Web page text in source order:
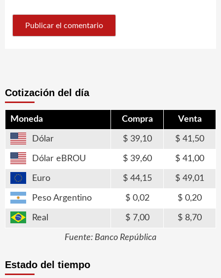
Cotización del día
Moneda Compra Venta
Dólar 39,10 41,50
Dólar eBROU 39,60 41,00
Euro 44,15 49,01
Peso Argentino 0,02 0,20
Real 7,00 8,70
Fuente: Banco República
Estado del tiempo